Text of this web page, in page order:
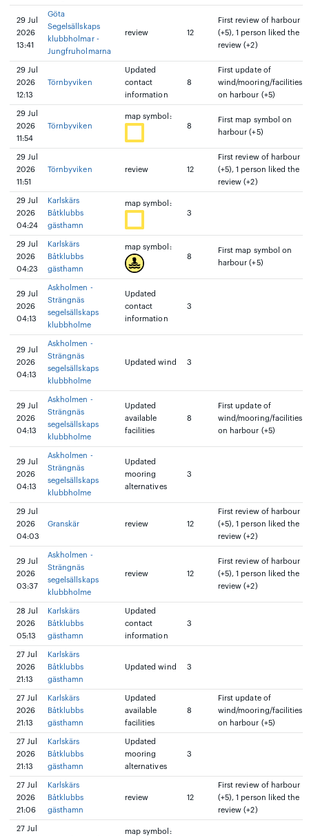
29 Jul
2026
13:41
Göta
Segelsällskaps
klubbholmar -
Jungfruholmarna
review 12
First review of harbour
(+5), 1 person liked the
review (+2)
29 Jul
2026
12:13
Törnbyviken
Updated
contact
information
8
First update of
wind/mooring/facilities
on harbour (+5)
29 Jul
2026
11:54
Törnbyviken
map symbol:
8
First map symbol on
harbour (+5)
29 Jul
2026
11:51
Törnbyviken review 12
First review of harbour
(+5), 1 person liked the
review (+2)
29 Jul
2026
04:24
Karlskärs
Båtklubbs
gästhamn
map symbol:
3
29 Jul
2026
04:23
Karlskärs
Båtklubbs
gästhamn
map symbol:
8
First map symbol on
harbour (+5)
29 Jul
2026
04:13
Askholmen -
Strängnäs
segelsällskaps
klubbholme
Updated
contact
information
3
29 Jul
2026
04:13
Askholmen -
Strängnäs
segelsällskaps
klubbholme
Updated wind 3
29 Jul
2026
04:13
Askholmen -
Strängnäs
segelsällskaps
klubbholme
Updated
available
facilities
8
First update of
wind/mooring/facilities
on harbour (+5)
29 Jul
2026
04:13
Askholmen -
Strängnäs
segelsällskaps
klubbholme
Updated
mooring
alternatives
3
29 Jul
2026
04:03
Granskär review 12
First review of harbour
(+5), 1 person liked the
review (+2)
29 Jul
2026
03:37
Askholmen -
Strängnäs
segelsällskaps
klubbholme
review 12
First review of harbour
(+5), 1 person liked the
review (+2)
28 Jul
2026
05:13
Karlskärs
Båtklubbs
gästhamn
Updated
contact
information
3
27 Jul
2026
21:13
Karlskärs
Båtklubbs
gästhamn
Updated wind 3
27 Jul
2026
21:13
Karlskärs
Båtklubbs
gästhamn
Updated
available
facilities
8
First update of
wind/mooring/facilities
on harbour (+5)
27 Jul
2026
21:13
Karlskärs
Båtklubbs
gästhamn
Updated
mooring
alternatives
3
27 Jul
2026
21:06
Karlskärs
Båtklubbs
gästhamn
review 12
First review of harbour
(+5), 1 person liked the
review (+2)
27 Jul
map symbol: